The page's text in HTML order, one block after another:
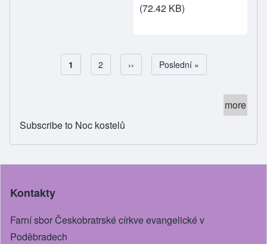
(72.42 KB)
Pagination
Aktuální stránka
1 Page
2 Následující stránka
›› Poslední stránka
Poslední »
more
Subscribe to Noc kostelů
Kontakty
Farní sbor Českobratrské církve evangelické v
Poděbradech